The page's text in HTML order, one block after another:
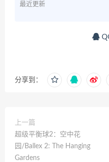
最近更新
分享到：
上一篇
超级平衡球2：空中花
园/Ballex 2: The Hanging
Gardens